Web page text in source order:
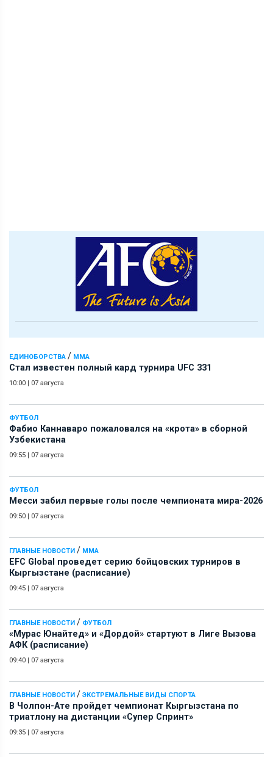
ЕДИНОБОРСТВА / ММА
Стал известен полный кард турнира UFC 331
10:00 07 августа
ФУТБОЛ
Фабио Каннаваро пожаловался на «крота» в сборной
Узбекистана
09:55 07 августа
ФУТБОЛ
Месси забил первые голы после чемпионата мира-2026
09:50 07 августа
ГЛАВНЫЕ НОВОСТИ / ММА
EFC Global проведет серию бойцовских турниров в
Кыргызстане (расписание)
09:45 07 августа
ГЛАВНЫЕ НОВОСТИ / ФУТБОЛ
«Мурас Юнайтед» и «Дордой» стартуют в Лиге Вызова
АФК (расписание)
09:40 07 августа
ГЛАВНЫЕ НОВОСТИ / ЭКСТРЕМАЛЬНЫЕ ВИДЫ СПОРТА
В Чолпон-Ате пройдет чемпионат Кыргызстана по
триатлону на дистанции «Супер Спринт»
09:35 07 августа